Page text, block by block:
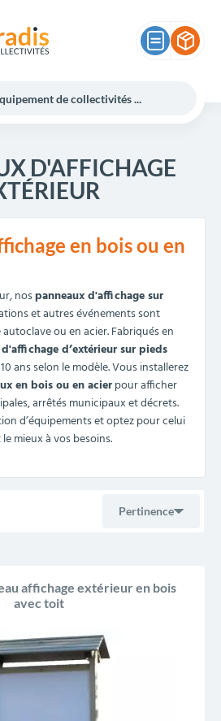
D'AFFICHAGE
en bois ou en
nospanneaux d'affichage sur
et autres événements sont
ou en acier. Fabriqués en
d’extérieur sur pieds
ans selon le modèle. Vous installerez
en bois ou en acierpour afficher
arrêtés municipaux et décrets.
d’équipements et optez pour celui
mieux à vos besoins.
Pertinence
Pertinence
Nom, Z à A
Prix, croissant
Prix, décroissant
affichage extérieur en bois
avec toit